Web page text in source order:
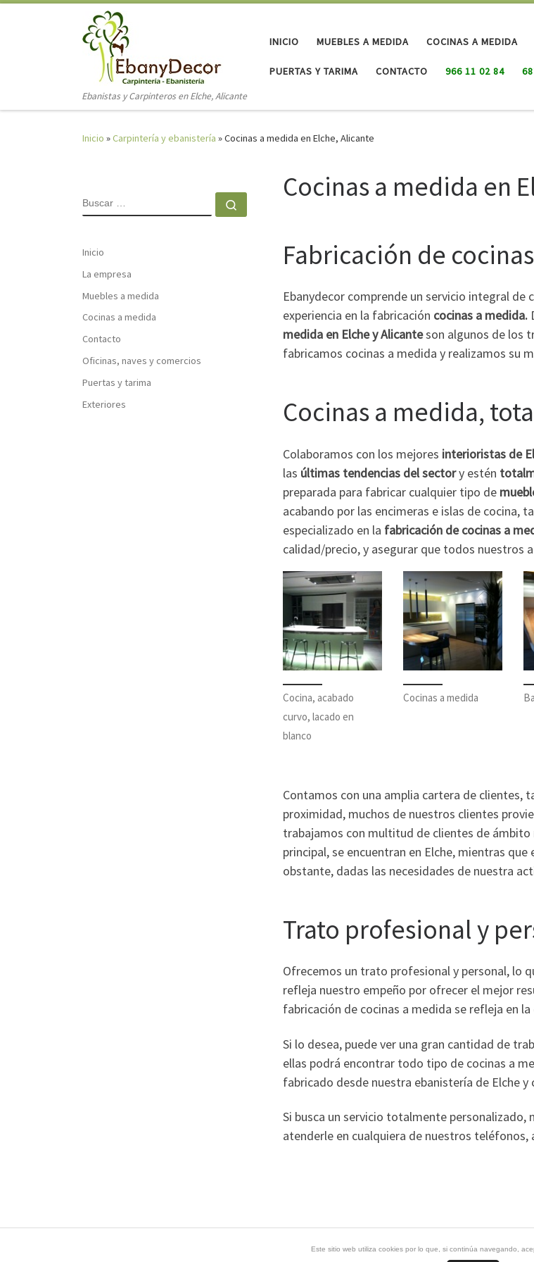
Saltar al contenido
Ebanistas y Carpinteros en Elche, Alicante
INICIO MUEBLES A MEDIDA COCINAS A MEDIDA
PUERTAS Y TARIMA CONTACTO 966 11 02 84
Inicio »Carpintería y ebanistería »Cocinas a medida en Elche, Alicante
Cocinas a medida en
Fabricación de
Ebanydecor comprende un servicio integral
experiencia en la fabricación cocinas a medida.
medida en Elche y Alicanteson algunos de los
fabricamos cocinas a medida y realizamos su
Cocinas a medida,
Colaboramos con los mejores interioristas de
las últimas tendencias del sectory estén
preparada para fabricar cualquier tipo de
acabando por las encimeras e islas de cocina,
especializado en la fabricación de cocinas a
calidad/precio, y asegurar que todos nuestros
Cocina, acabado
curvo, lacado en
blanco
Cocinas a medida
Contamos con una amplia cartera de clientes,
proximidad, muchos de nuestros clientes
trabajamos con multitud de clientes de
principal, se encuentran en Elche, mientras
obstante, dadas las necesidades de nuestra
Trato profesional y
Ofrecemos un trato profesional y personal, lo
refleja nuestro empeño por ofrecer el mejor
fabricación de cocinas a medida se refleja en
Si lo desea, puede ver una gran cantidad de
ellas podrá encontrar todo tipo de cocinas a
fabricado desde nuestra ebanistería de Elche y
Si busca un servicio totalmente
atenderle en cualquiera de nuestros teléfonos,
BUSCAR
Inicio
La empresa
Muebles a medida
Cocinas a medida
Contacto
Oficinas, naves y comercios
Puertas y tarima
Exteriores
Este sitio web utiliza cookies por lo que, si continúa navegando,